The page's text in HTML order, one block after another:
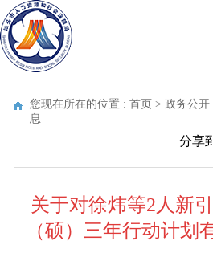
您现在所在的位置 : 首页 > 政务公开
息
分享
关于对徐炜等2人新
（硕）三年行动计划